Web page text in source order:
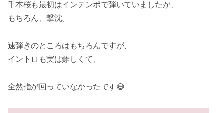
千本桜も最初はインテンポで弾いていましたが、
もちろん、撃沈。
速弾きのところはもちろんですが、
イントロも実は難しくて、
全然指が回っていなかったです😅